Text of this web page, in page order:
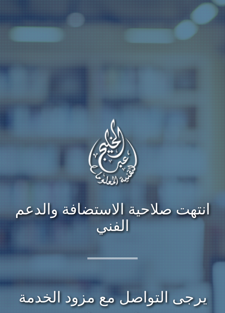
انتهت صلاحية الاستضافة والدعم
الفني
يرجى التواصل مع مزود الخدمة